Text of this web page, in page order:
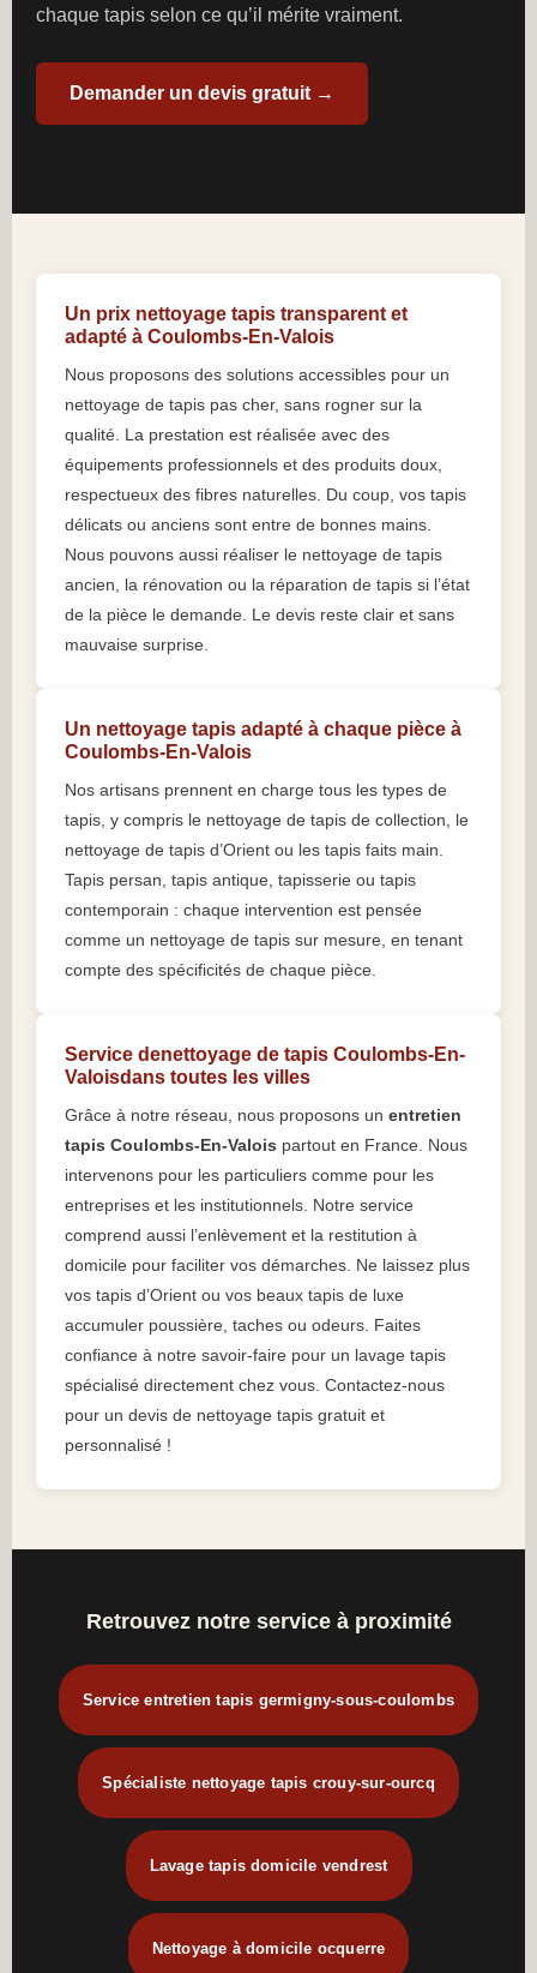
chaque tapis selon ce qu’il mérite vraiment.
Demander un devis gratuit →
Un prix nettoyage tapis transparent et
adapté à Coulombs-En-Valois
Nous proposons des solutions accessibles pour un
nettoyage de tapis pas cher, sans rogner sur la
qualité. La prestation est réalisée avec des
équipements professionnels et des produits doux,
respectueux des fibres naturelles. Du coup, vos tapis
délicats ou anciens sont entre de bonnes mains.
Nous pouvons aussi réaliser le nettoyage de tapis
ancien, la rénovation ou la réparation de tapis si l’état
de la pièce le demande. Le devis reste clair et sans
mauvaise surprise.
Un nettoyage tapis adapté à chaque pièce à
Coulombs-En-Valois
Nos artisans prennent en charge tous les types de
tapis, y compris le nettoyage de tapis de collection, le
nettoyage de tapis d’Orient ou les tapis faits main.
Tapis persan, tapis antique, tapisserie ou tapis
contemporain : chaque intervention est pensée
comme un nettoyage de tapis sur mesure, en tenant
compte des spécificités de chaque pièce.
Service denettoyage de tapis Coulombs-En-
Valoisdans toutes les villes
Grâce à notre réseau, nous proposons un entretien
tapis Coulombs-En-Valois partout en France. Nous
intervenons pour les particuliers comme pour les
entreprises et les institutionnels. Notre service
comprend aussi l’enlèvement et la restitution à
domicile pour faciliter vos démarches. Ne laissez plus
vos tapis d’Orient ou vos beaux tapis de luxe
accumuler poussière, taches ou odeurs. Faites
confiance à notre savoir-faire pour un lavage tapis
spécialisé directement chez vous. Contactez-nous
pour un devis de nettoyage tapis gratuit et
personnalisé !
Retrouvez notre service à proximité
Service entretien tapis germigny-sous-coulombs
Spécialiste nettoyage tapis crouy-sur-ourcq
Lavage tapis domicile vendrest
Nettoyage à domicile ocquerre